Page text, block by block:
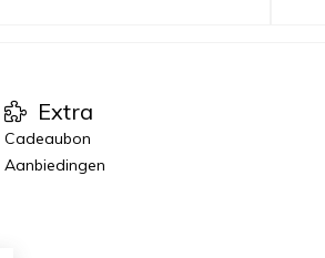
Extra
Cadeaubon
Aanbiedingen